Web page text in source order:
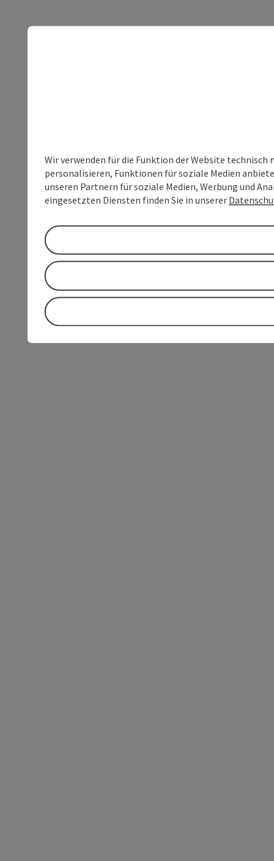
Wir verwenden für die Funktion der Website
personalisieren, Funktionen für soziale Medien
unseren Partnern für soziale Medien, Werbung und
eingesetzten Diensten finden Sie in unserer